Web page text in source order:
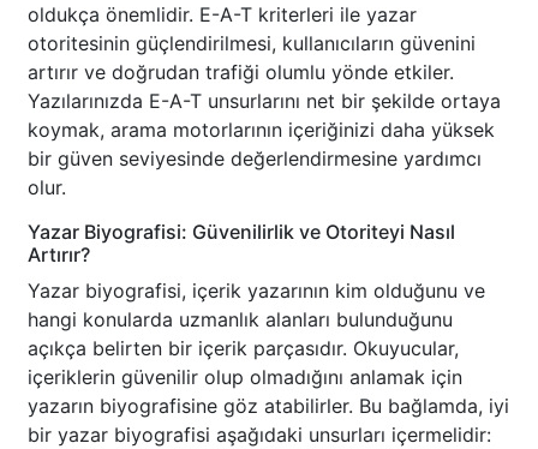
oldukça önemlidir. E-A-T kriterleri ile yazar
otoritesinin güçlendirilmesi, kullanıcıların güvenini
artırır ve doğrudan trafiği olumlu yönde etkiler.
Yazılarınızda E-A-T unsurlarını net bir şekilde ortaya
koymak, arama motorlarının içeriğinizi daha yüksek
bir güven seviyesinde değerlendirmesine yardımcı
olur.
Yazar Biyografisi: Güvenilirlik ve Otoriteyi Nasıl
Artırır?
Yazar biyografisi, içerik yazarının kim olduğunu ve
hangi konularda uzmanlık alanları bulunduğunu
açıkça belirten bir içerik parçasıdır. Okuyucular,
içeriklerin güvenilir olup olmadığını anlamak için
yazarın biyografisine göz atabilirler. Bu bağlamda, iyi
bir yazar biyografisi aşağıdaki unsurları içermelidir: